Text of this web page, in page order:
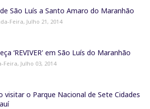
São Luís a Santo Amaro do Maranhão
Feira, Julho 21, 2014
‘REVIVER' em São Luís do Maranhão
Feira, Julho 03, 2014
visitar o Parque Nacional de Sete Cidades